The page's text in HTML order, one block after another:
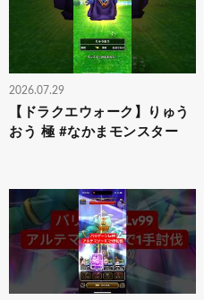
2026.07.29
【ドラクエウォーク】りゅう
おう 極 #なかまモンスター